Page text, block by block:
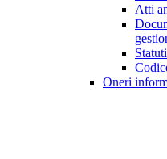
Atti
Oneri